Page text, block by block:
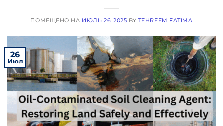
ПОМЕЩЕНО НА ИЮЛЬ 26, 2025 BY TEHREEM FATIMA
26
Июл